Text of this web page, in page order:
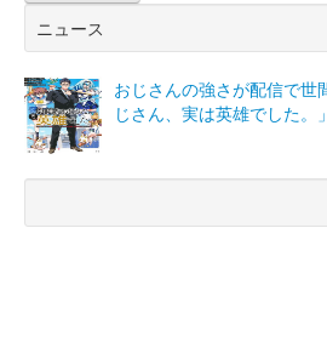
ニュース
おじさんの強さが配信で世
じさん、実は英雄でした。